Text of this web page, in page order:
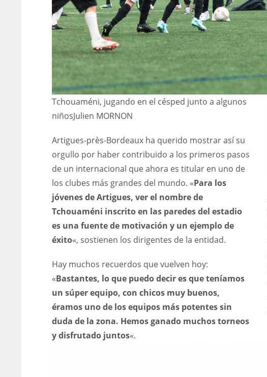
Tchouaméni, jugando en el césped junto a algunos
niñosJulien MORNON
Artigues-près-Bordeaux ha querido mostrar así su
orgullo por haber contribuido a los primeros pasos
de un internacional que ahora es titular en uno de
los clubes más grandes del mundo. «Para los
jóvenes de Artigues, ver el nombre de
Tchouaméni inscrito en las paredes del estadio
es una fuente de motivación y un ejemplo de
éxito«, sostienen los dirigentes de la entidad.
Hay muchos recuerdos que vuelven hoy:
«Bastantes, lo que puedo decir es que teníamos
un súper equipo, con chicos muy buenos,
éramos uno de los equipos más potentes sin
duda de la zona. Hemos ganado muchos torneos
y disfrutado juntos«.